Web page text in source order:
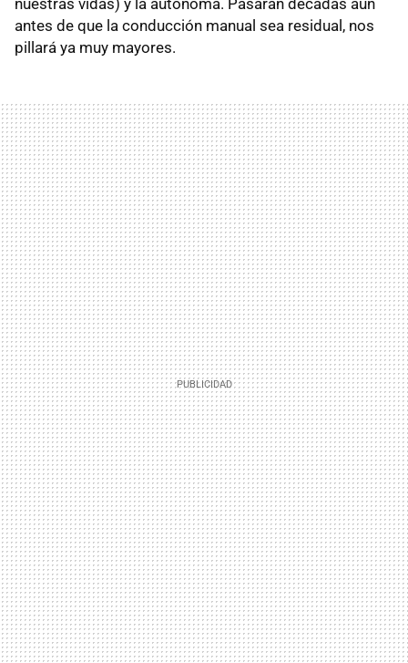
nuestras vidas) y la autónoma. Pasarán décadas aún
antes de que la conducción manual sea residual, nos
pillará ya muy mayores.